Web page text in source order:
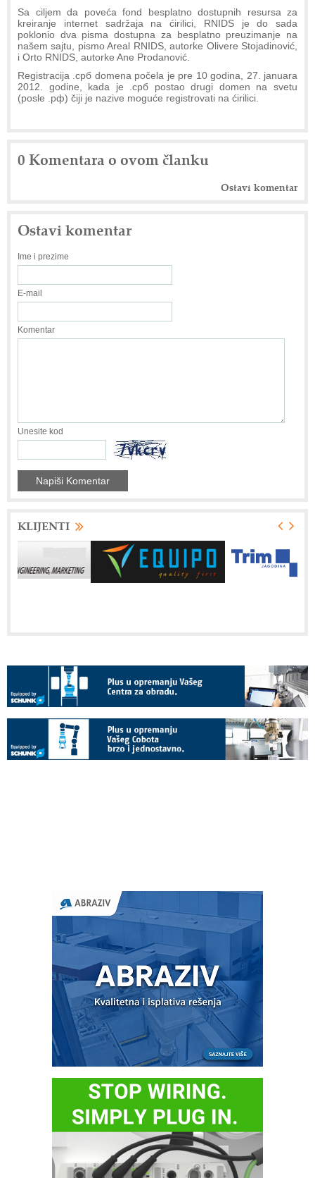
Sa ciljem da poveća fond besplatno dostupnih resursa za
kreiranje internet sadržaja na ćirilici, RNIDS je do sada
poklonio dva pisma dostupna za besplatno preuzimanje na
našem sajtu, pismo Areal RNIDS, autorke Olivere Stojadinović,
i Orto RNIDS, autorke Ane Prodanović.
Registracija .срб domena počela je pre 10 godina, 27. januara
2012. godine, kada je .срб postao drugi domen na svetu
(posle .рф) čiji je nazive moguće registrovati na ćirilici.
0 Komentara o ovom članku
Ostavi komentar
Ostavi komentar
Ime i prezime
E-mail
Komentar
Unesite kod
KLIJENTI